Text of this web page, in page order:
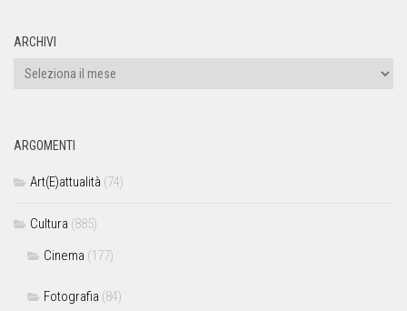
ARCHIVI
ARGOMENTI
Art(E)attualità (74)
Cultura (885)
Cinema (177)
Fotografia (84)